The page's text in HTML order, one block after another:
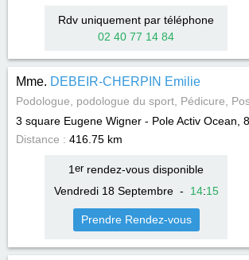
Rdv uniquement par téléphone
02 40 77 14 84
Mme. DEBEIR-CHERPIN Emilie
Podologue, podologue du sport, Pédicure,
3 square Eugene Wigner - Pole Activ Ocean,
Distance : 416.75 km
1 errendez-vous disponible
Vendredi 18 Septembre- 14:15
Prendre Rendez-vous